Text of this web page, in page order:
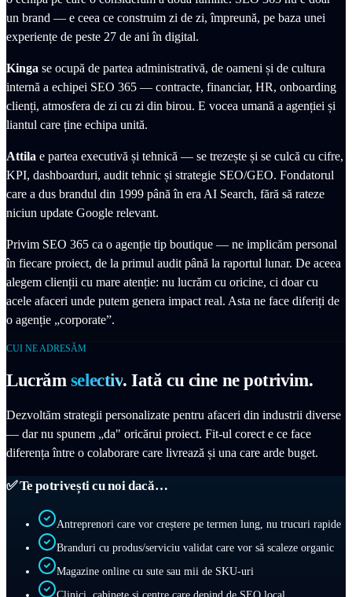
un brand — e ceea ce construim zi de zi, împreună, pe baza unei
experiențe de peste 27 de ani în digital.
Kinga se ocupă de partea administrativă, de oameni și de cultura
internă a echipei SEO 365 — contracte, financiar, HR, onboarding
clienți, atmosfera de zi cu zi din birou. E vocea umană a agenției și
liantul care ține echipa unită.
Attila e partea executivă și tehnică — se trezește și se culcă cu cifre,
KPI, dashboarduri, audit tehnic și strategie SEO/GEO. Fondatorul
care a dus brandul din 1999 până în era AI Search, fără să rateze
niciun update Google relevant.
Privim SEO 365 ca o agenție tip boutique — ne implicăm personal
în fiecare proiect, de la primul audit până la raportul lunar. De aceea
alegem clienții cu mare atenție: nu lucrăm cu oricine, ci doar cu
acele afaceri unde putem genera impact real. Asta ne face diferiți de
o agenție „corporate”.
CUI NE ADRESĂM
Lucrăm selectiv. Iată cu cine ne potrivim.
Dezvoltăm strategii personalizate pentru afaceri din industrii diverse
— dar nu spunem „da" oricărui proiect. Fit-ul corect e ce face
diferența între o colaborare care livrează și una care arde buget.
✅ Te potrivești cu noi dacă…
Antreprenori care vor creștere pe termen lung, nu trucuri rapide
Branduri cu produs/serviciu validat care vor să scaleze organic
Magazine online cu sute sau mii de SKU-uri